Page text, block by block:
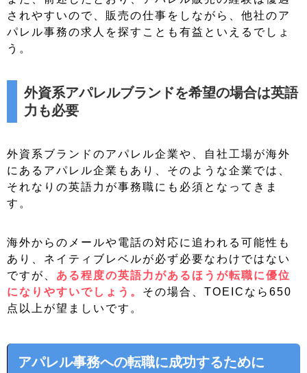
されやすいので、販売の仕事をしながら、他社のア
パレル事務の求人を探すことも有益といえるでしょ
う。
外資系アパレルブランドを希望の場合は英語
力も必要
外資系ブランドのアパレル企業や、自社工場が海外
にあるアパレル企業もあり、そのような企業では、
それなりの英語力が事務職にも必須となってきま
す。
海外からのメールや電話の対応に追われる可能性も
あり、ネイティブレベルが必ず必要なわけではない
ですが、 ある程度の英語力があるほうが転職に優位
になりやすいでしょう。 その場合、TOEICなら650
点以上が望ましいです。
アパレル事務への転職に成功するために